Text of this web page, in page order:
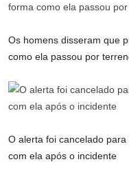
Os homens disseram que
como ela passou por
O alerta foi cancelado
com ela após o incidente